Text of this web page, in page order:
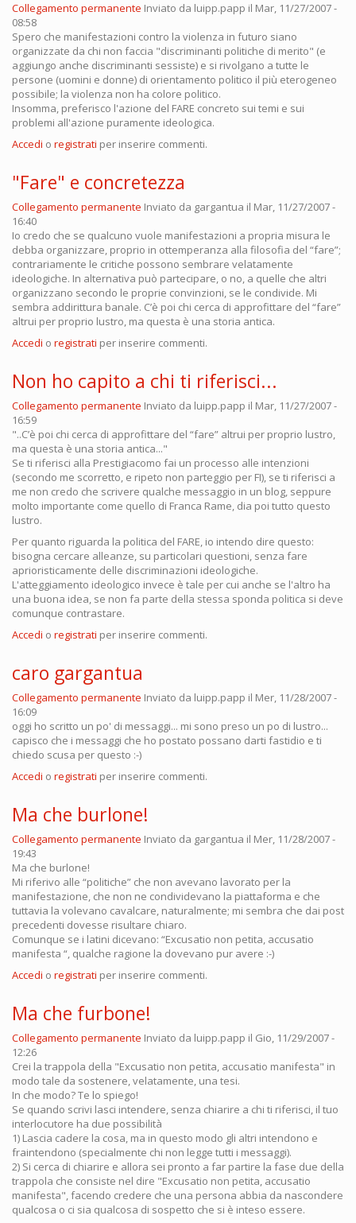
Collegamento permanente Inviato da luipp.papp il Mar, 11/27/2007 -
08:58
Spero che manifestazioni contro la violenza in futuro siano
organizzate da chi non faccia "discriminanti politiche di merito" (e
aggiungo anche discriminanti sessiste) e si rivolgano a tutte le
persone (uomini e donne) di orientamento politico il più eterogeneo
possibile; la violenza non ha colore politico.
Insomma, preferisco l'azione del FARE concreto sui temi e sui
problemi all'azione puramente ideologica.
Accedi o registrati per inserire commenti.
"Fare" e concretezza
Collegamento permanente Inviato da gargantua il Mar, 11/27/2007 -
16:40
Io credo che se qualcuno vuole manifestazioni a propria misura le
debba organizzare, proprio in ottemperanza alla filosofia del “fare”;
contrariamente le critiche possono sembrare velatamente
ideologiche. In alternativa può partecipare, o no, a quelle che altri
organizzano secondo le proprie convinzioni, se le condivide. Mi
sembra addirittura banale. C’è poi chi cerca di approfittare del “fare”
altrui per proprio lustro, ma questa è una storia antica.
Accedi o registrati per inserire commenti.
Non ho capito a chi ti riferisci...
Collegamento permanente Inviato da luipp.papp il Mar, 11/27/2007 -
16:59
"..C’è poi chi cerca di approfittare del “fare” altrui per proprio lustro,
ma questa è una storia antica..."
Se ti riferisci alla Prestigiacomo fai un processo alle intenzioni
(secondo me scorretto, e ripeto non parteggio per FI), se ti riferisci a
me non credo che scrivere qualche messaggio in un blog, seppure
molto importante come quello di Franca Rame, dia poi tutto questo
lustro.
Per quanto riguarda la politica del FARE, io intendo dire questo:
bisogna cercare alleanze, su particolari questioni, senza fare
aprioristicamente delle discriminazioni ideologiche.
L'atteggiamento ideologico invece è tale per cui anche se l'altro ha
una buona idea, se non fa parte della stessa sponda politica si deve
comunque contrastare.
Accedi o registrati per inserire commenti.
caro gargantua
Collegamento permanente Inviato da luipp.papp il Mer, 11/28/2007 -
16:09
oggi ho scritto un po' di messaggi... mi sono preso un po di lustro...
capisco che i messaggi che ho postato possano darti fastidio e ti
chiedo scusa per questo :-)
Accedi o registrati per inserire commenti.
Ma che burlone!
Collegamento permanente Inviato da gargantua il Mer, 11/28/2007 -
19:43
Ma che burlone!
Mi riferivo alle “politiche” che non avevano lavorato per la
manifestazione, che non ne condividevano la piattaforma e che
tuttavia la volevano cavalcare, naturalmente; mi sembra che dai post
precedenti dovesse risultare chiaro.
Comunque se i latini dicevano: “Excusatio non petita, accusatio
manifesta “, qualche ragione la dovevano pur avere :-)
Accedi o registrati per inserire commenti.
Ma che furbone!
Collegamento permanente Inviato da luipp.papp il Gio, 11/29/2007 -
12:26
Crei la trappola della "Excusatio non petita, accusatio manifesta" in
modo tale da sostenere, velatamente, una tesi.
In che modo? Te lo spiego!
Se quando scrivi lasci intendere, senza chiarire a chi ti riferisci, il tuo
interlocutore ha due possibilità
1) Lascia cadere la cosa, ma in questo modo gli altri intendono e
fraintendono (specialmente chi non legge tutti i messaggi).
2) Si cerca di chiarire e allora sei pronto a far partire la fase due della
trappola che consiste nel dire "Excusatio non petita, accusatio
manifesta", facendo credere che una persona abbia da nascondere
qualcosa o ci sia qualcosa di sospetto che si è inteso essere.